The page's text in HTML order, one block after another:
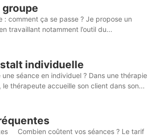
: comment ça se passe ? Je propose un
travaillant notamment l’outil du...
individuelle
une séance en individuel ? Dans une thérapie
thérapeute accueille son client dans son...
Combien coûtent vos séances ? Le tarif